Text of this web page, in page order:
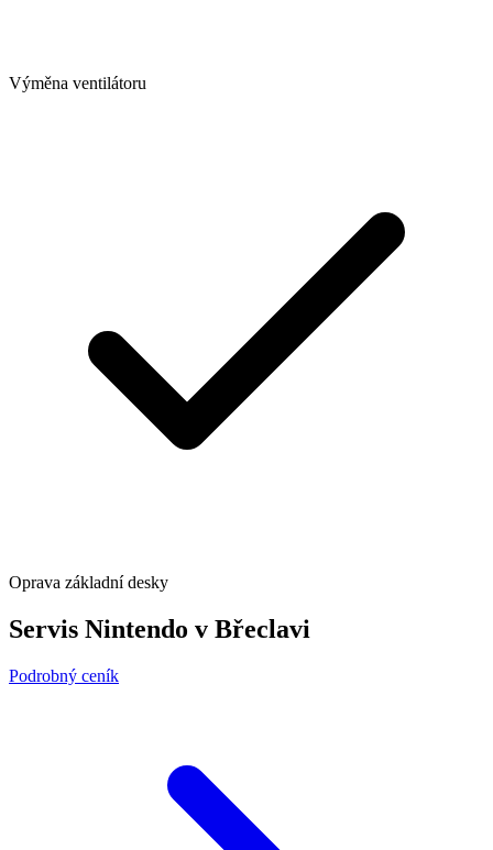
Výměna ventilátoru
Oprava základní desky
Servis Nintendo v Břeclavi
Podrobný ceník